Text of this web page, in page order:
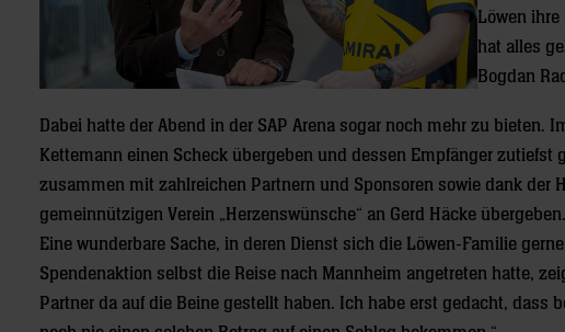
Löwen
hat alles
Bogdan
Dabei hatte der Abend in der SAP Arena sogar noch mehr zu bieten.
Kettemann einen Scheck übergeben und dessen Empfänger zutiefst
zusammen mit zahlreichen Partnern und Sponsoren sowie dank der
gemeinnützigen Verein „Herzenswünsche“ an Gerd Häcke
Eine wunderbare Sache, in deren Dienst sich die Löwen-Familie
Spendenaktion selbst die Reise nach Mannheim angetreten hatte,
Partner da auf die Beine gestellt haben. Ich habe erst gedacht, dass